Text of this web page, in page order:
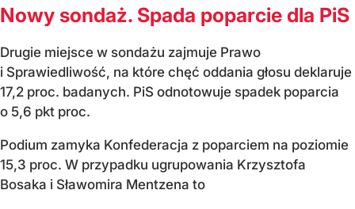
Nowy sondaż. Spada poparcie dla PiS
Drugie miejsce w sondażu zajmuje Prawo
i Sprawiedliwość, na które chęć oddania głosu deklaruje
17,2 proc. badanych. PiS odnotowuje spadek poparcia
o 5,6 pkt proc.
Podium zamyka Konfederacja z poparciem na poziomie
15,3 proc. W przypadku ugrupowania Krzysztofa
Bosaka i Sławomira Mentzena to